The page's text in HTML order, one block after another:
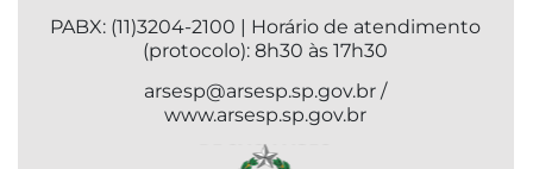
PABX: (11)3204-2100 | Horário de atendimento
(protocolo): 8h30 às 17h30
arsesp@arsesp.sp.gov.br /
www.arsesp.sp.gov.br